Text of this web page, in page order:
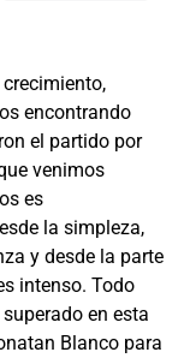
encontrando
el partido por
venimos
es
la simpleza,
y desde la parte
intenso. Todo
en esta
Blanco para